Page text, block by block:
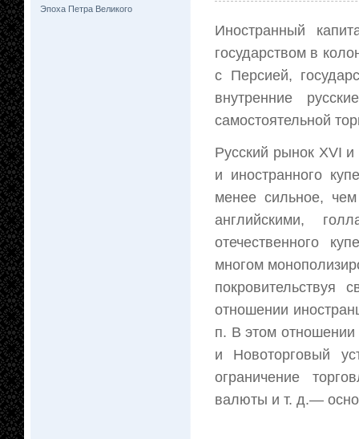
Эпоха Петра Великого
Иностранный
государством в
с Персией,
внутренние
самостоятельной
Русский рынок XVI
и иностранного
менее сильное, чем
английскими,
отечественного
многом
покровительствуя
отношении
п. В этом отношении
и Новоторговый
ограничение
валюты и т. д.—